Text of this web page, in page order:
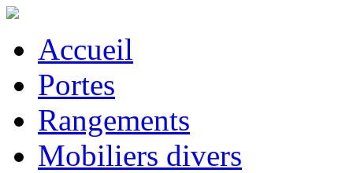
Accueil
Portes
Rangements
Mobiliers divers